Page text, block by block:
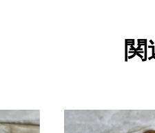
関